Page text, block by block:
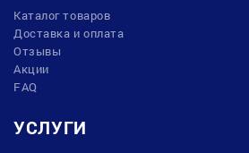
Каталог товаров
Доставка и оплата
Отзывы
Акции
FAQ
УСЛУГИ